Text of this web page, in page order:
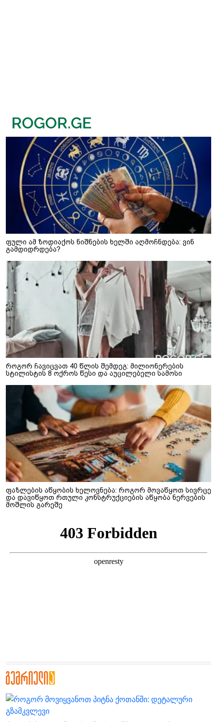
ფული ამ ზოდიაქოს ნიშნების ხელში აღმოჩნდება: ვინ
გამდიდრდება?
როგორ ჩავიცვათ 40 წლის შემდეგ: მილიონერების
სტილისტის 8 ოქროს წესი და აუცილებელი სამოსი
ფაზლების აწყობის ხელოვნება: როგორ მოვაწყოთ სივრცე
და დავიწყოთ რთული კონსტრუქციების აწყობა ნერვების
მოშლის გარეშე